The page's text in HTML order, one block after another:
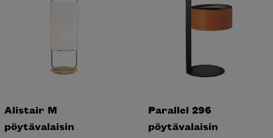
Alistair M
pöytävalaisin
Parallel 296
pöytävalaisin